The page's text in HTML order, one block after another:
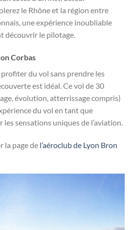
le Rhône et la région entre
une expérience inoubliable
découvrir le pilotage.
Corbas
du vol sans prendre les
est idéal. Ce vol de 30
évolution, atterrissage compris)
du vol en tant que
les sensations uniques de l’aviation.
la page de l’aéroclub de Lyon Bron